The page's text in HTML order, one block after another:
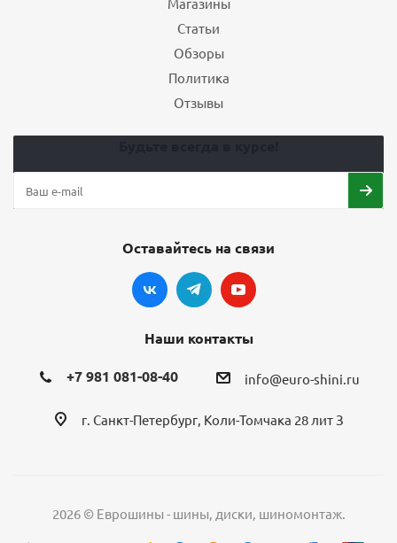
Статьи
Обзоры
Политика
Отзывы
Оставайтесь на связи
Наши контакты
+7 981 081-08-40 info@euro-shini.ru
г. Санкт-Петербург, Коли-Томчака 28 лит З
2026 © Еврошины - шины, диски, шиномонтаж.